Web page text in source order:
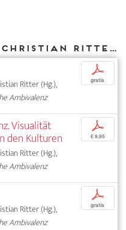
Weitere Texte von Christian Ritter bei DIAPHANES
Ritter (Hg.),
Ambivalenz
p
gratis
Visualität
den Kulturen
Ritter (Hg.),
Ambivalenz
p
€ 9,95
Ritter (Hg.),
Ambivalenz
p
gratis